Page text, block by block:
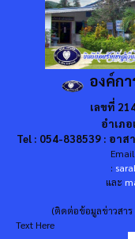
องค์ก
เลขที่
อำเภ
Tel : 054-838539 : อา
:
และ
(ติดต่อข้อมูลข่าวสาร
Text Here